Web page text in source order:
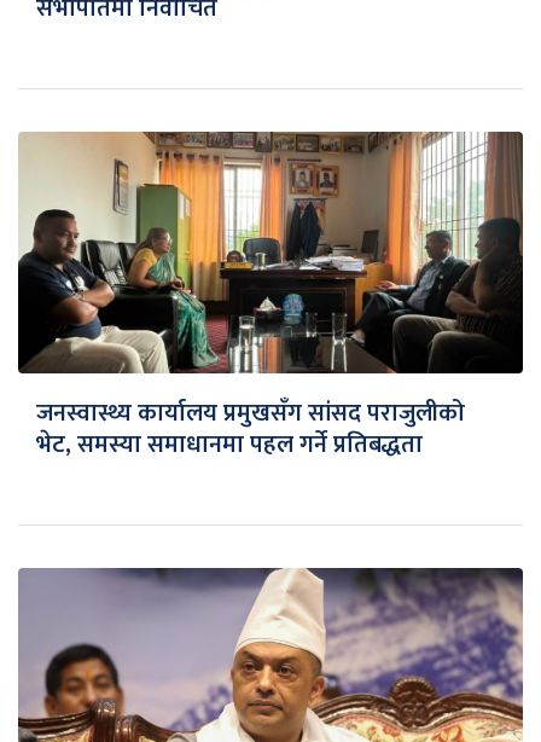
सभापतिमा निर्वाचित
जनस्वास्थ्य कार्यालय प्रमुखसँग सांसद पराजुलीको
भेट, समस्या समाधानमा पहल गर्ने प्रतिबद्धता